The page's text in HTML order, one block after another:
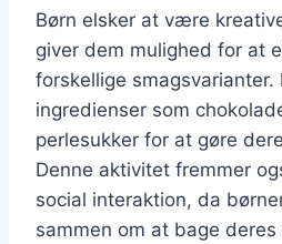
Børn elsker at være
giver dem mulighed for at
forskellige
ingredienser som
perlesukker for at gøre
Denne aktivitet fremmer
social interaktion, da
sammen om at bage